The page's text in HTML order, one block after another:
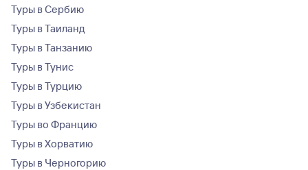
Туры в Сербию
Туры в Таиланд
Туры в Танзанию
Туры в Тунис
Туры в Турцию
Туры в Узбекистан
Туры во Францию
Туры в Хорватию
Туры в Черногорию